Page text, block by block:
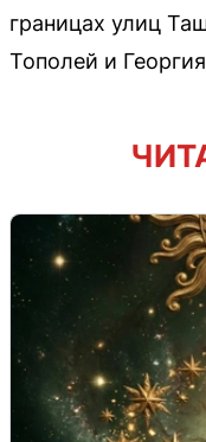
границах улиц
Тополей и